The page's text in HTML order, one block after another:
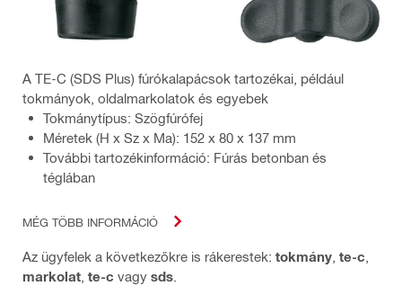
A TE-C (SDS Plus) fúrókalapácsok tartozékai, például
tokmányok, oldalmarkolatok és egyebek
Tokmánytípus: Szögfúrófej
Méretek (H x Sz x Ma): 152 x 80 x 137 mm
További tartozékinformáció: Fúrás betonban és
téglában
MÉG TÖBB INFORMÁCIÓ
Az ügyfelek a következőkre is rákerestek: tokmány te-c
markolat te-c vagy sds